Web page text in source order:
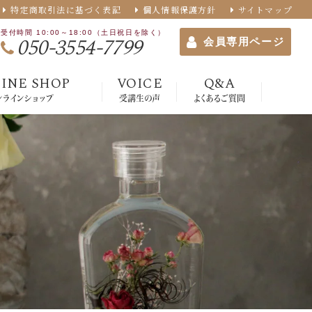
特定商取引法に基づく表記 個人情報保護方針 サイトマップ
受付時間 10:00～18:00（土日祝日を除く）
050-3554-7799 会員専用ページ
SHOP
ラインショップ
VOICE
受講生の声
Q&A
よくあるご質問